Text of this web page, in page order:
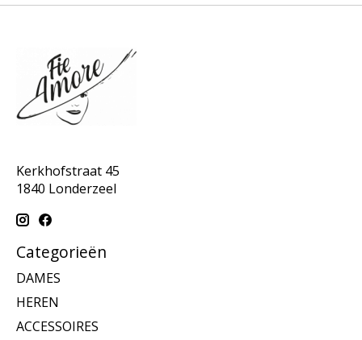
Kerkhofstraat 45
1840 Londerzeel
Categorieën
DAMES
HEREN
ACCESSOIRES